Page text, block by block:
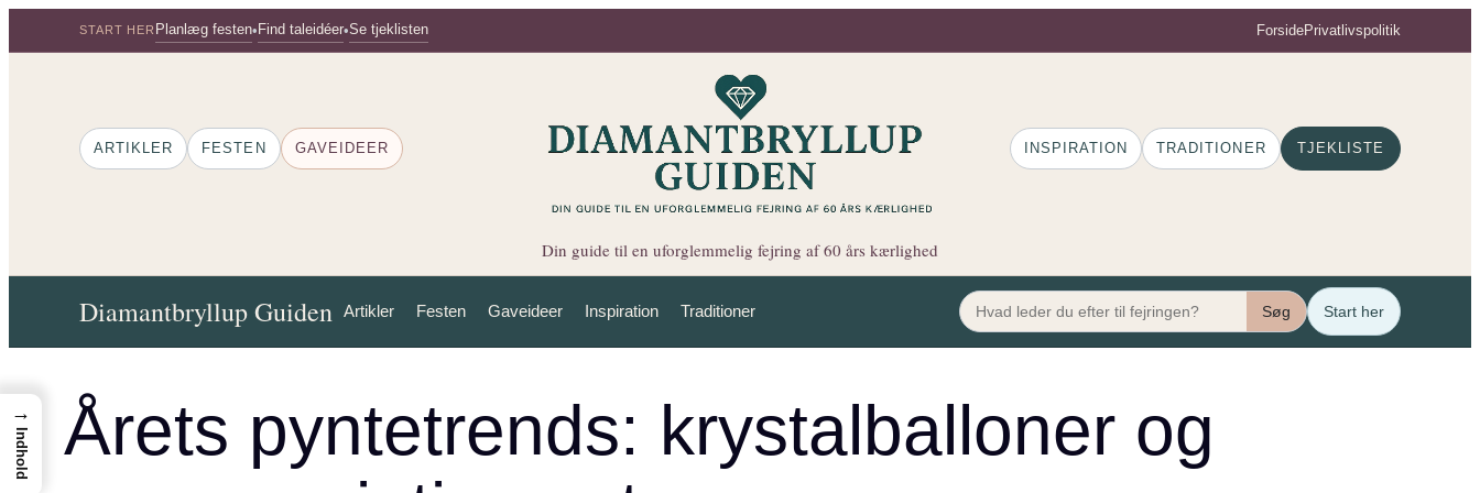
til
START HER Planlæg festen• Find taleidéer•Se tjeklisten ForsidePrivatlivspolitik
ARTIKLER FESTEN GAVEIDEER INSPIRATION TRADITIONER TJEKLISTE
Din guide til en uforglemmelig fejring af 60 års kærlighed
Diamantbryllup Guiden Artikler Festen Gaveideer Inspiration Traditioner Søg Start her
Årets pyntetrends: krystalballoner og
→
Indhold